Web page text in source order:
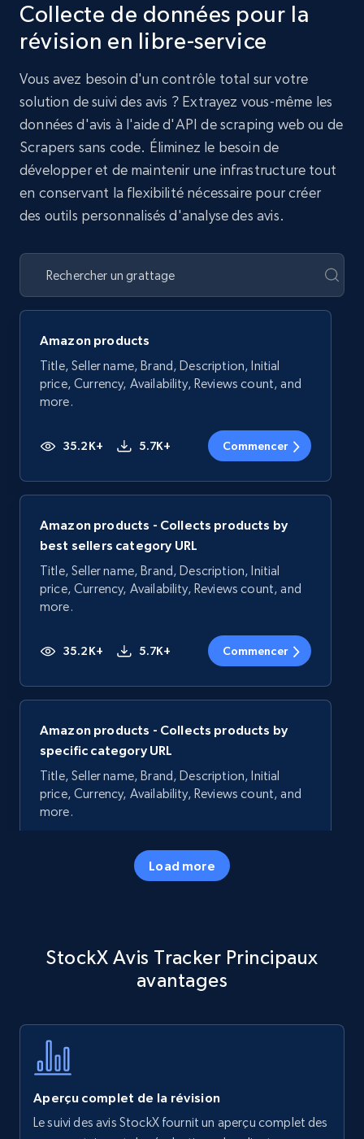
Collecte de données pour la
révision en libre-service
Vous avez besoin d'un contrôle total sur votre
solution de suivi des avis ? Extrayez vous-même les
données d'avis à l'aide d'API de scraping web ou de
Scrapers sans code. Éliminez le besoin de
développer et de maintenir une infrastructure tout
en conservant la flexibilité nécessaire pour créer
des outils personnalisés d'analyse des avis.
Amazon products
Title, Seller name, Brand, Description, Initial
price, Currency, Availability, Reviews count, and
more.
35.2K+ 5.7K+ Commencer
Amazon products - Collects products by
best sellers category URL
Title, Seller name, Brand, Description, Initial
price, Currency, Availability, Reviews count, and
more.
35.2K+ 5.7K+ Commencer
Amazon products - Collects products by
specific category URL
Title, Seller name, Brand, Description, Initial
price, Currency, Availability, Reviews count, and
more.
5.7K+ Commencer
specific keywords
Title, Seller name, Brand, Description, Initial
Load more
StockX Avis Tracker Principaux
avantages
Aperçu complet de la révision
Le suivi des avis StockX fournit un aperçu complet des